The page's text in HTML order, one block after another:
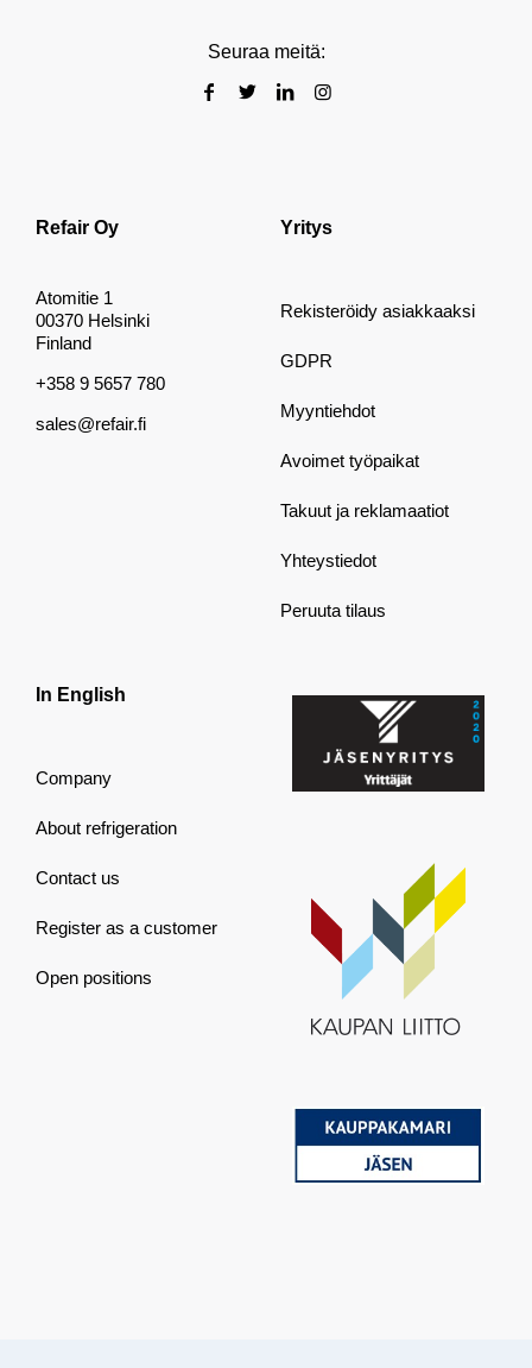
Seuraa meitä:
Refair Oy
Atomitie 1
00370 Helsinki
Finland
+358 9 5657 780
sales@refair.fi
Yritys
Rekisteröidy asiakkaaksi
GDPR
Myyntiehdot
Avoimet työpaikat
Takuut ja reklamaatiot
Yhteystiedot
Peruuta tilaus
In English
Company
About refrigeration
Contact us
Register as a customer
Open positions